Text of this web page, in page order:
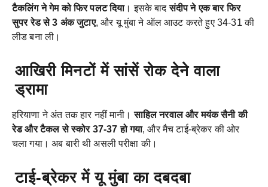
टैकलिंग ने गेम को फिर पलट दिया। इसके बादसंदीप ने एक बार फिर
सुपर रेड से 3 अंक जुटाए, और यू मुंबा ने ऑल आउट करते हुए 34-31 की
लीड बना ली।
आखिरी मिनटों में सांसें रोक देने वाला
ड्रामा
हरियाणा ने अंत तक हार नहीं मानी।साहिल नरवाल और मयंक सैनी की
रेड और टैकल से स्कोर 37-37 हो गया, और मैच टाई-ब्रेकर की ओर
चला गया। अब बारी थी असली परीक्षा की।
टाई-ब्रेकर में यू मुंबा का दबदबा